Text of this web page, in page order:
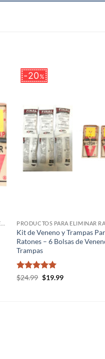
20%
Kit de Veneno y Trampas
Ratones – 6 Bolsas de
Trampas
Valorado
$24.99 El
$19.99El